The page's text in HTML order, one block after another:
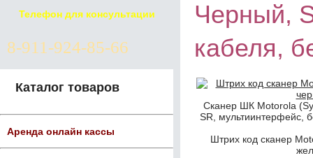
Телефон для консультации
8-911-924-85-66
Каталог товаров
Аренда онлайн кассы
Черный,
кабеля,
Сканер ШК Motorola
SR, мультиинтерфейс,
Штрих код сканер